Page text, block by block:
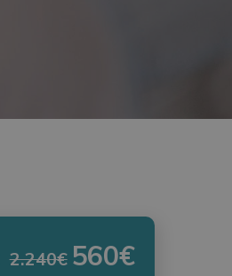
2.240€ 560€